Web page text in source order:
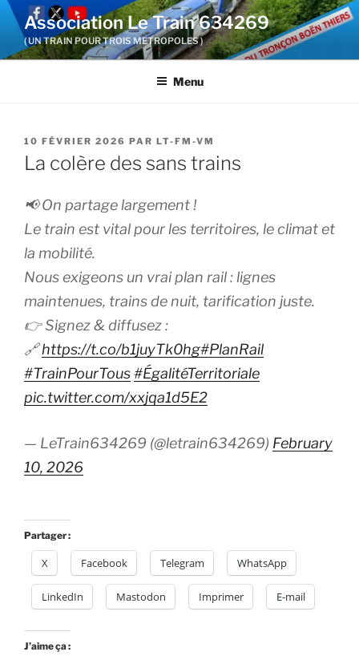
Aller
contenu
Association Le Train 634269
( UN TRAIN POUR TROIS METROPOLES )
Menu
PUBLIÉ
LE
10 FÉVRIER 2026 PAR LT-FM-VM
La colère des sans trains
📢 On partage largement !
Le train est vital pour les territoires, le climat et
la mobilité.
Nous exigeons un vrai plan rail : lignes
maintenues, trains de nuit, tarification juste.
👉 Signez & diffusez :
🔗https://t.co/b1juyTk0hg#PlanRail
#TrainPourTous#ÉgalitéTerritoriale
pic.twitter.com/xxjqa1d5E2
— LeTrain634269 (@letrain634269) February
10, 2026
Partager :
X Facebook Telegram WhatsApp
LinkedIn Mastodon Imprimer E-mail
J’aime ça :